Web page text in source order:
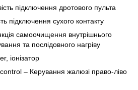
підключення дротового пульта
підключення сухого контакту
самоочищення внутрішнього
та послідовного нагріву
іонізатор
– Керування жалюзі право-ліво